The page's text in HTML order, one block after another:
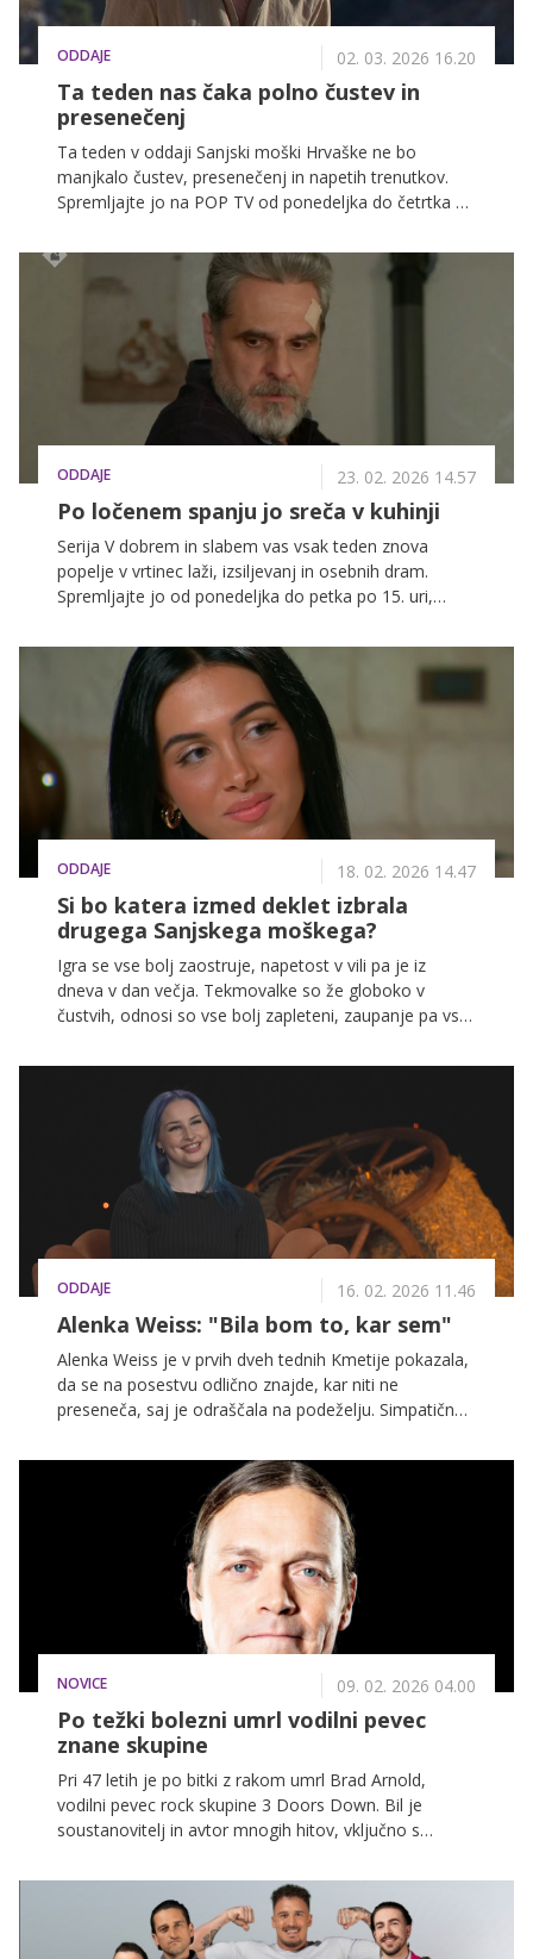
ODDAJE 02. 03. 2026 16.20
Ta teden nas čaka polno čustev in
presenečenj
Ta teden v oddaji Sanjski moški Hrvaške ne bo
manjkalo čustev, presenečenj in napetih trenutkov.
Spremljajte jo na POP TV od ponedeljka do četrtka ob
teden.
ODDAJE 23. 02. 2026 14.57
Po ločenem spanju jo sreča v kuhinji
Serija V dobrem in slabem vas vsak teden znova
popelje v vrtinec laži, izsiljevanj in osebnih dram.
Spremljajte jo od ponedeljka do petka po 15. uri,
tednu.
ODDAJE 18. 02. 2026 14.47
Si bo katera izmed deklet izbrala
drugega Sanjskega moškega?
Igra se vse bolj zaostruje, napetost v vili pa je iz
dneva v dan večja. Tekmovalke so že globoko v
čustvih, odnosi so vse bolj zapleteni, zaupanje pa vse
še nismo videli. Preverite, kaj se bo zgodilo v današnji
ODDAJE 16. 02. 2026 11.46
Alenka Weiss: "Bila bom to, kar sem"
Alenka Weiss je v prvih dveh tednih Kmetije pokazala,
da se na posestvu odlično znajde, kar niti ne
preseneča, saj je odraščala na podeželju. Simpatična
svojo pozitivno naravnanostjo in delavnostjo. Še pred
vstopom na posestvo smo ji zastavili nekaj vprašanj,
da jo pobližje spoznamo.
NOVICE 09. 02. 2026 04.00
Po težki bolezni umrl vodilni pevec
znane skupine
Pri 47 letih je po bitki z rakom umrl Brad Arnold,
vodilni pevec rock skupine 3 Doors Down. Bil je
soustanovitelj in avtor mnogih hitov, vključno s